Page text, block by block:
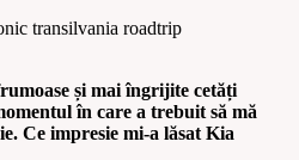
și mai îngrijite cetăți
în care a trebuit să mă
Ce impresie mi-a lăsat Kia